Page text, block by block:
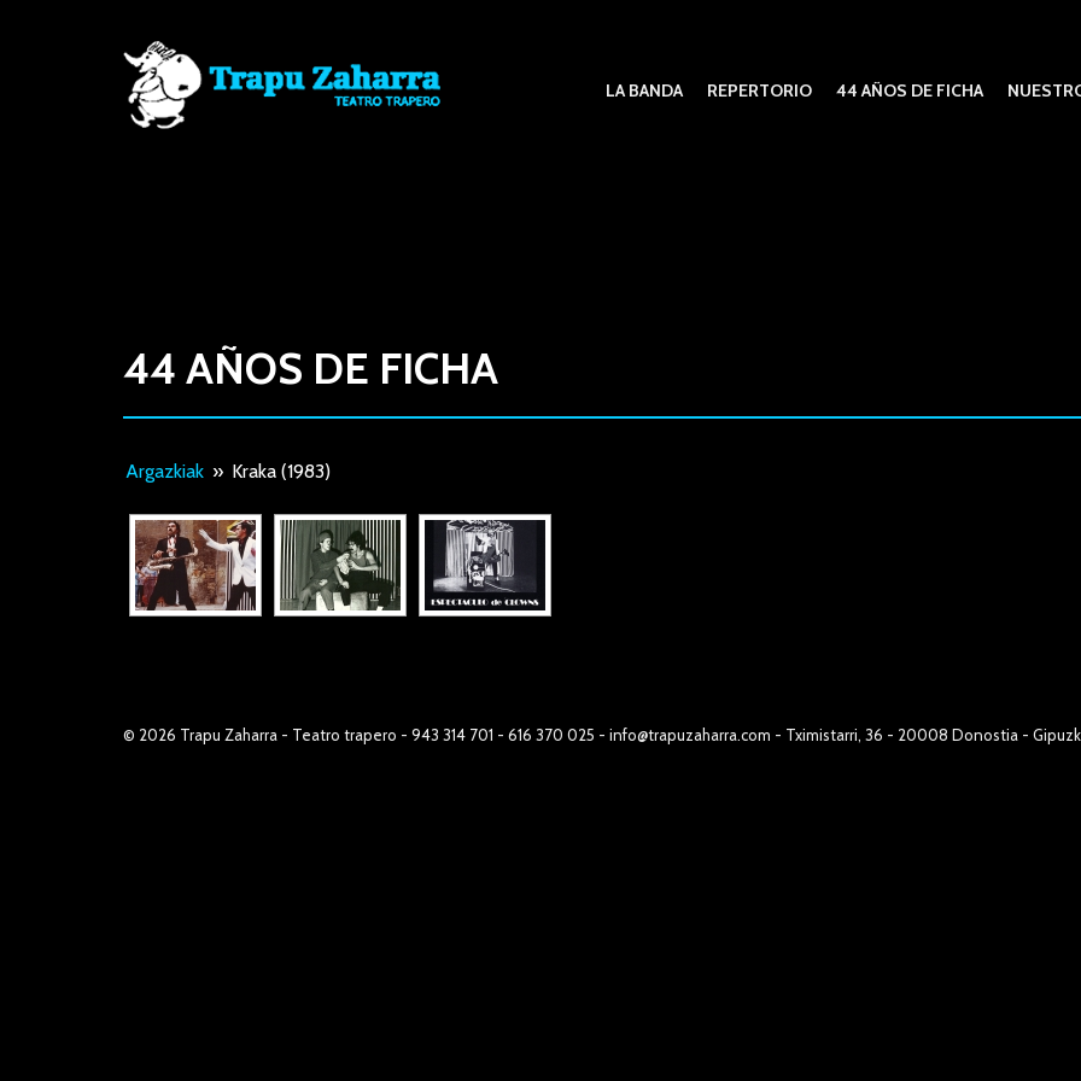
LA BANDA REPERTORIO 44 AÑOS DE FICHA
44 AÑOS DE FICHA
Argazkiak » Kraka (1983)
© 2026 Trapu Zaharra - Teatro trapero - 943 314 701 - 616 370 025 - info@trapuzaharra.com - Tximistarri, 36 - 20008 Donostia -